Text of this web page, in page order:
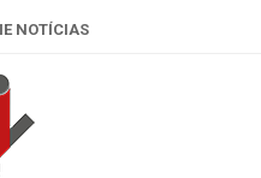
NOTÍCIAS